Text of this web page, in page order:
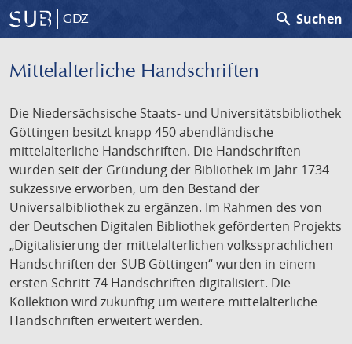
GDZ search Suchen
Mittelalterliche Handschriften
Die Niedersächsische Staats- und Universitätsbibliothek
Göttingen besitzt knapp 450 abendländische
mittelalterliche Handschriften. Die Handschriften
wurden seit der Gründung der Bibliothek im Jahr 1734
sukzessive erworben, um den Bestand der
Universalbibliothek zu ergänzen. Im Rahmen des von
der Deutschen Digitalen Bibliothek geförderten Projekts
„Digitalisierung der mittelalterlichen volkssprachlichen
Handschriften der SUB Göttingen“ wurden in einem
ersten Schritt 74 Handschriften digitalisiert. Die
Kollektion wird zukünftig um weitere mittelalterliche
Handschriften erweitert werden.